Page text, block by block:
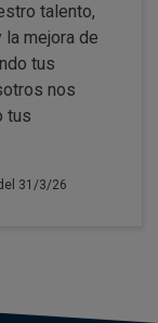
talento,
mejora de
tus
nos
tus
31/3/26